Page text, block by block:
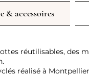
& accessoires
réutilisables, des
réalisé à